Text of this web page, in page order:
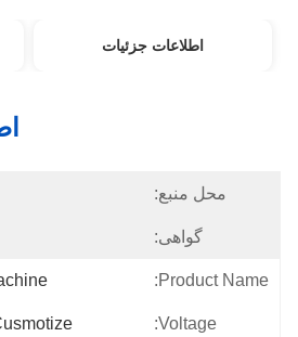
اطلاعات جزئیات
محل منبع:
گواهی:
Product Name:
Voltage: